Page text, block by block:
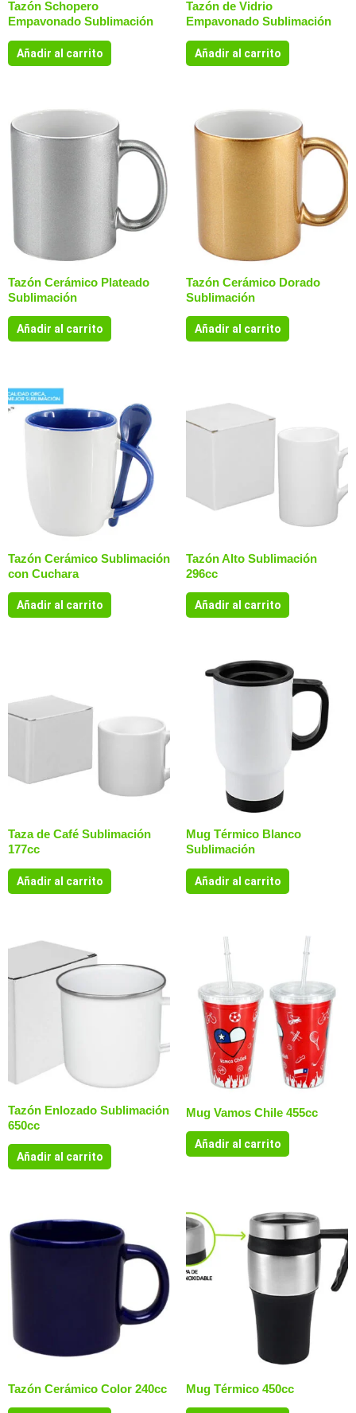
Tazón Schopero
Empavonado Sublimación
Añadir al carrito
Tazón de Vidrio
Empavonado Sublimación
Añadir al carrito
Tazón Cerámico Plateado
Sublimación
Añadir al carrito
Tazón Cerámico Dorado
Sublimación
Añadir al carrito
Tazón Cerámico Sublimación
con Cuchara
Añadir al carrito
Tazón Alto Sublimación
296cc
Añadir al carrito
Taza de Café Sublimación
177cc
Añadir al carrito
Mug Térmico Blanco
Sublimación
Añadir al carrito
Tazón Enlozado Sublimación
650cc
Añadir al carrito
Mug Vamos Chile 455cc
Añadir al carrito
Tazón Cerámico Color 240cc Mug Térmico 450cc